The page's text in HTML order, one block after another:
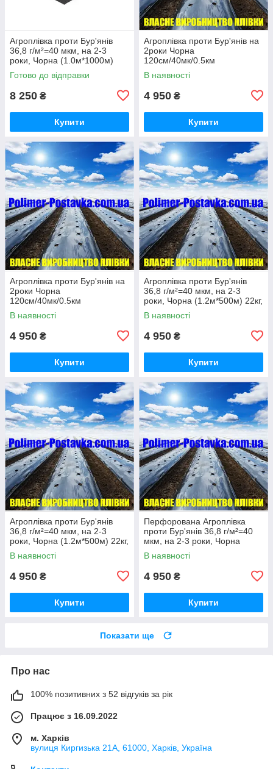
Агроплівка проти Бур'янів
36,8 г/м²=40 мкм, на 2-3
роки, Чорна (1.0м*1000м)
36,8кг, з перфорацією (15см)
Готово до відправки
8 250 ₴
Купити
Агроплівка проти Бур'янів на
2роки Чорна
120см/40мк/0.5км
В наявності
4 950 ₴
Купити
Агроплівка проти Бур'янів на
2роки Чорна
120см/40мк/0.5км
В наявності
4 950 ₴
Купити
Агроплівка проти Бур'янів
36,8 г/м²=40 мкм, на 2-3
роки, Чорна (1.2м*500м) 22кг,
з перфорацією (30х30см)
В наявності
4 950 ₴
Купити
Агроплівка проти Бур'янів
36,8 г/м²=40 мкм, на 2-3
роки, Чорна (1.2м*500м) 22кг,
Перфорована (30х30см)
В наявності
4 950 ₴
Купити
Перфорована Агроплівка
проти Бур'янів 36,8 г/м²=40
мкм, на 2-3 роки, Чорна
(1.2м*500м) 22кг, (30х30см)
В наявності
4 950 ₴
Купити
Показати ще
Про нас
100% позитивних з 52 відгуків за рік
Працює з 16.09.2022
м. Харків
вулиця Киргизька 21А, 61000, Харків, Україна